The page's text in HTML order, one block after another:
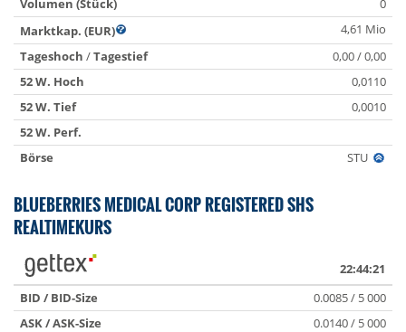
Volumen (Stück)
0
Marktkap. (EUR)
4,61 Mio
Tageshoch /Tagestief
0,00 / 0,00
52 W. Hoch
0,0110
52 W. Tief
0,0010
52 W. Perf.
Börse
STU
BLUEBERRIES MEDICAL CORP REGISTERED SHS
REALTIMEKURS
22:44:21
BID / BID-Size
0.0085 / 5 000
ASK / ASK-Size
0.0140 / 5 000